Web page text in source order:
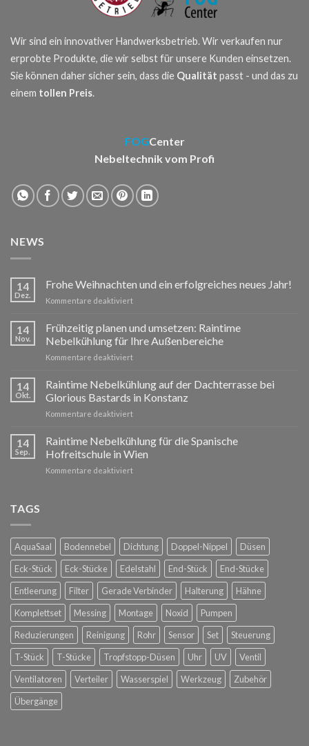
Wir sind ein innovativer Handwerksbetrieb. Wir verkaufen nur
erprobte Produkte, die wir selbst für unsere Kunden einsetzen.
Sie können daher sicher sein, dass die Qualität passt - und das zu
einem tollen Preis.
FOGCenter
Nebeltechnik vom Profi
NEWS
14
Dez.
Frohe Weihnachten und ein erfolgreiches neues Jahr!
Kommentare deaktiviertfür
Weihnachten
und
ein
erfolgreiches
Jahr!
14
Nov.
Frühzeitig planen und umsetzen: Raintime
Nebelkühlung für Ihre Außenbereiche
Kommentare deaktiviertfür
planen
und
umsetzen:
Raintime
für
Ihre
14
Okt.
Raintime Nebelkühlung auf der Dachterrasse bei
Glorious Bastards in Konstanz
Kommentare deaktiviertfür
Nebelkühlung
auf
der
Dachterrasse
14
Sep.
Raintime Nebelkühlung für die Spanische
Hofreitschule in Wien
Kommentare deaktiviertfür
Hofreitschule
in
Wien
TAGS
AquaSaal Bodennebel Dichtung Doppel-Nippel
Düsen
Eck-Stück
Eck-Stücke Edelstahl End-Stück
End-Stücke
Entleerung
Filter Gerade Verbinder Halterung
Hähne
Komplettset
Messing Montage Noxid
Pumpen
Reduzierungen
Reinigung Rohr Sensor Set
Steuerung
T-Stück
T-Stücke Tropfstopp-Düsen Uhr UV
Ventil
Ventilatoren
Verteiler Wasserspiel Werkzeug
Zubehör
Übergänge